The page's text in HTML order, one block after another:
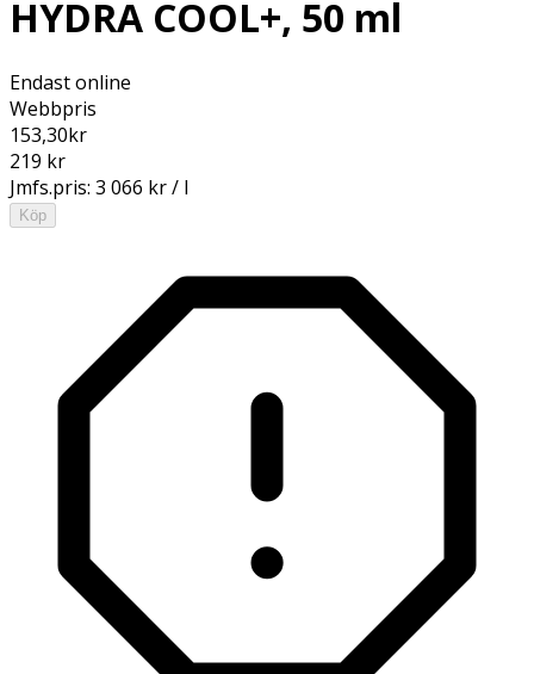
HYDRA COOL+, 50 ml
Endast online
Webbpris
153,30kr
219 kr
Jmfs.pris: 3 066 kr / l
Köp